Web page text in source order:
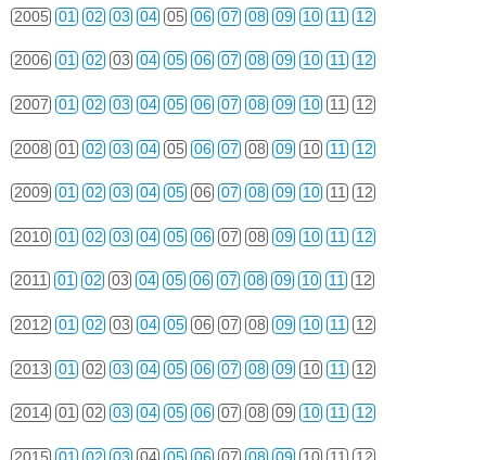
2005 01 02 03 04 05 06 07 08 09 10 11 12
2006 01 02 03 04 05 06 07 08 09 10 11 12
2007 01 02 03 04 05 06 07 08 09 10 11 12
2008 01 02 03 04 05 06 07 08 09 10 11 12
2009 01 02 03 04 05 06 07 08 09 10 11 12
2010 01 02 03 04 05 06 07 08 09 10 11 12
2011 01 02 03 04 05 06 07 08 09 10 11 12
2012 01 02 03 04 05 06 07 08 09 10 11 12
2013 01 02 03 04 05 06 07 08 09 10 11 12
2014 01 02 03 04 05 06 07 08 09 10 11 12